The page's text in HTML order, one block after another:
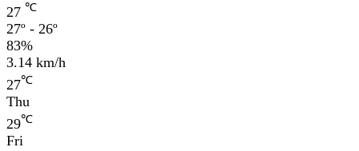
27 ℃
27º - 26º
83%
3.14 km/h
27℃
Thu
29℃
Fri